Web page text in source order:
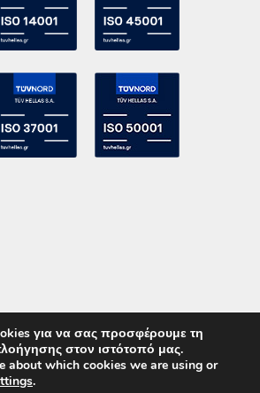
για να σας προσφέρουμε τη
στον ιστότοπό μας.
about which cookies we are using or
.